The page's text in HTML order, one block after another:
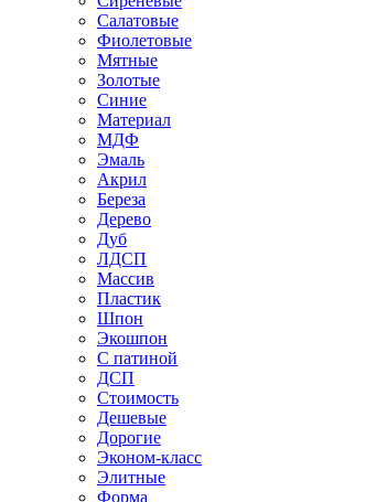
Салатовые
Фиолетовые
Мятные
Золотые
Синие
Материал
МДФ
Эмаль
Акрил
Береза
Дерево
Дуб
ЛДСП
Массив
Пластик
Шпон
Экошпон
С патиной
ДСП
Стоимость
Дешевые
Дорогие
Эконом-класс
Элитные
Форма